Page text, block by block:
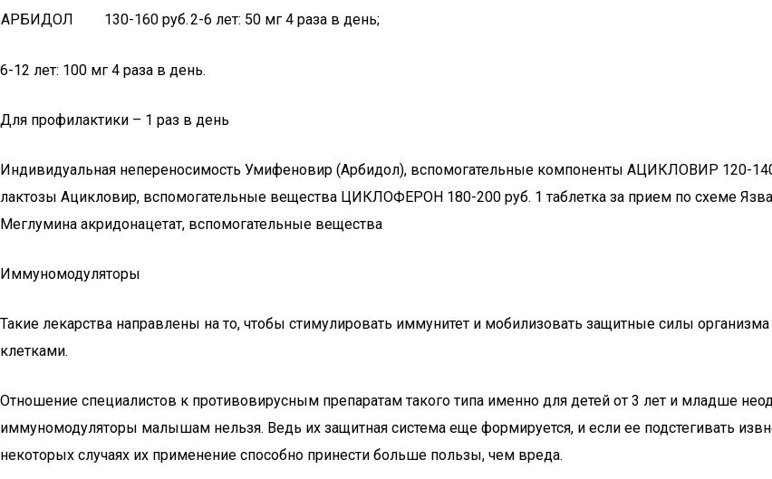
АРБИДОЛ
130-160 руб.2-6 лет: 50 мг 4 раза в день;
6-12 лет: 100 мг 4 раза в день.
Для профилактики – 1 раз в день
Индивидуальная непереносимость Умифеновир (Арбидол), вспомогательные компоненты АЦИКЛОВИР 120-140
лактозы Ацикловир, вспомогательные вещества ЦИКЛОФЕРОН 180-200 руб. 1 таблетка за прием по схеме Язва
Меглумина акридонацетат, вспомогательные вещества
Иммуномодуляторы
Такие лекарства направлены на то, чтобы стимулировать иммунитет и мобилизовать защитные силы
клетками.
Отношение специалистов к противовирусным препаратам такого типа именно для детей от 3 лет и младше
иммуномодуляторы малышам нельзя. Ведь их защитная система еще формируется, и если ее подстегивать
некоторых случаях их применение способно принести больше пользы, чем вреда.